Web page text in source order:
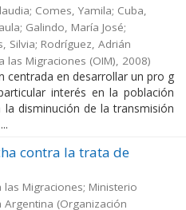
Comes, Yamila; Cuba,
Galindo, María José;
Silvia; Rodríguez, Adrián
las Migraciones (OIM), 2008)
centrada en desarrollar un pro g
interés en la población
disminución de la transmisión
contra la trata de
Migraciones; Ministerio
Argentina (Organización